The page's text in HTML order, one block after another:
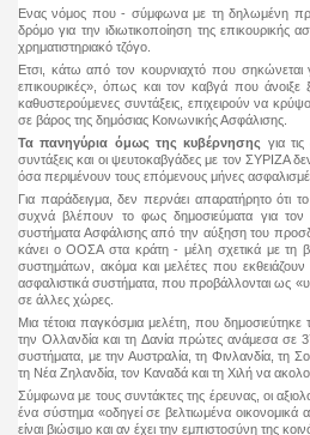
Ενας νόμος που - σύμφωνα με τη δηλωμένη
δρόμο για την ιδιωτικοποίηση της επικουρικής
χρηματιστηριακό τζόγο.
Ετσι, κάτω από τον κουρνιαχτό που σηκώνεται
επικουρικές», όπως και τον καβγά που άνοιξε
καθυστερούμενες συντάξεις, επιχειρούν να
σε βάρος της δημόσιας Κοινωνικής Ασφάλισης.
Τα πανηγύρια όμως της κυβέρνησης για
συντάξεις και οι ψευτοκαβγάδες με τον ΣΥΡΙΖΑ δεν
όσα περιμένουν τους επόμενους μήνες
Για παράδειγμα, δεν περνάει απαρατήρητο ότι
συχνά βλέπουν το φως δημοσιεύματα για τον
συστήματα Ασφάλισης από την αύξηση του
κάνει ο ΟΟΣΑ στα κράτη - μέλη σχετικά με τη
συστημάτων, ακόμα και μελέτες που
ασφαλιστικά συστήματα, που προβάλλονται ως
σε άλλες χώρες.
Μια τέτοια παγκόσμια μελέτη, που δημοσιεύτηκε
την Ολλανδία και τη Δανία πρώτες ανάμεσα σε
συστήματα, με την Αυστραλία, τη Φινλανδία, τη
τη Νέα Ζηλανδία, τον Καναδά και τη Χιλή να
Σύμφωνα με τους συντάκτες της έρευνας, οι
ένα σύστημα «οδηγεί σε βελτιωμένα οικονομικά
είναι βιώσιμο και αν έχει την εμπιστοσύνη της